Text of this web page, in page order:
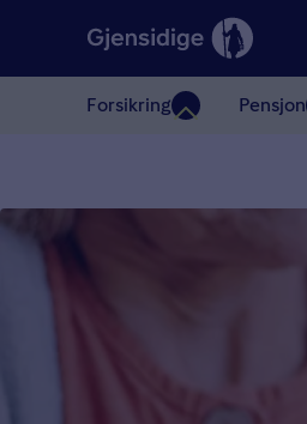
Forsikring Pensjon